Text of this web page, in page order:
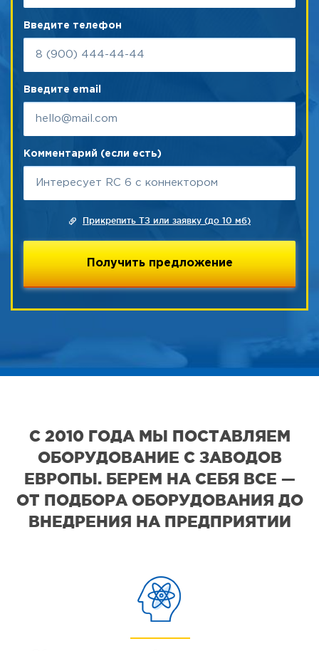
Введите телефон
Введите email
Комментарий (если есть)
Прикрепить ТЗ или заявку (до 10 мб)
С 2010 ГОДА МЫ ПОСТАВЛЯЕМ
ОБОРУДОВАНИЕ С ЗАВОДОВ
ЕВРОПЫ. БЕРЕМ НА СЕБЯ ВСЕ —
ОТ ПОДБОРА ОБОРУДОВАНИЯ ДО
ВНЕДРЕНИЯ НА ПРЕДПРИЯТИИ